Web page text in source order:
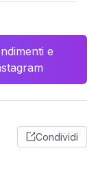
e
Condividi